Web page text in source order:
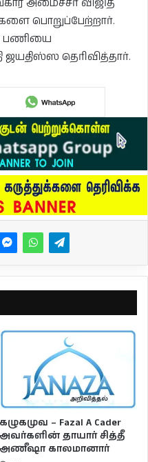
அமைச்சர் விஜித
பொறுப்பேற்றார்.
பணியை
ஜயதிஸ்ஸ தெரிவித்தார்.
கழுகமுவ – Fazal A Cader
அவர்களின் தாயார் சித்தீ
அணீஷா காலமானார்